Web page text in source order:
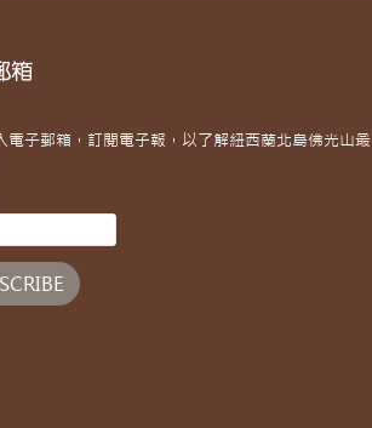
箱
電子郵箱，訂閱電子報，以了解紐西蘭北島佛光山最